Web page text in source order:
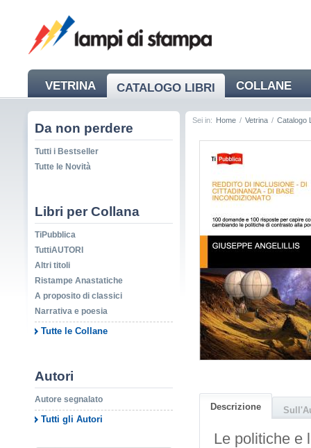
VETRINA CATALOGO LIBRI COLLANE
NEWS
Da non perdere
Tutti i Bestseller
Tutte le Novità
Libri per Collana
TiPubblica
TuttiAUTORI
Altri titoli
Ristampe Anastatiche
A proposito di classici
Narrativa e poesia
Tutte le Collane
Autori
Autore segnalato
Tutti gli Autori
Sei in: Home / Vetrina / Catalogo
Descrizione
Le politiche e